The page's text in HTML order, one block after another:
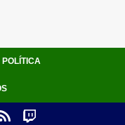
POLÍTICA